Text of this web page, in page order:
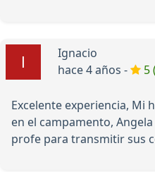
Ignacio
hace 4 años -
5
Excelente experiencia, Mi
en el campamento,
profe para transmitir sus